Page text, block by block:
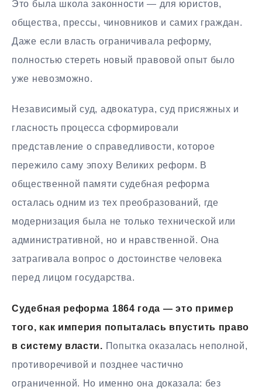
Это была школа законности — для юристов,
общества, прессы, чиновников и самих граждан.
Даже если власть ограничивала реформу,
полностью стереть новый правовой опыт было
уже невозможно.
Независимый суд, адвокатура, суд присяжных и
гласность процесса сформировали
представление о справедливости, которое
пережило саму эпоху Великих реформ. В
общественной памяти судебная реформа
осталась одним из тех преобразований, где
модернизация была не только технической или
административной, но и нравственной. Она
затрагивала вопрос о достоинстве человека
перед лицом государства.
Судебная реформа 1864 года — это пример
того, как империя попыталась впустить право
в систему власти. Попытка оказалась неполной,
противоречивой и позднее частично
ограниченной. Но именно она доказала: без